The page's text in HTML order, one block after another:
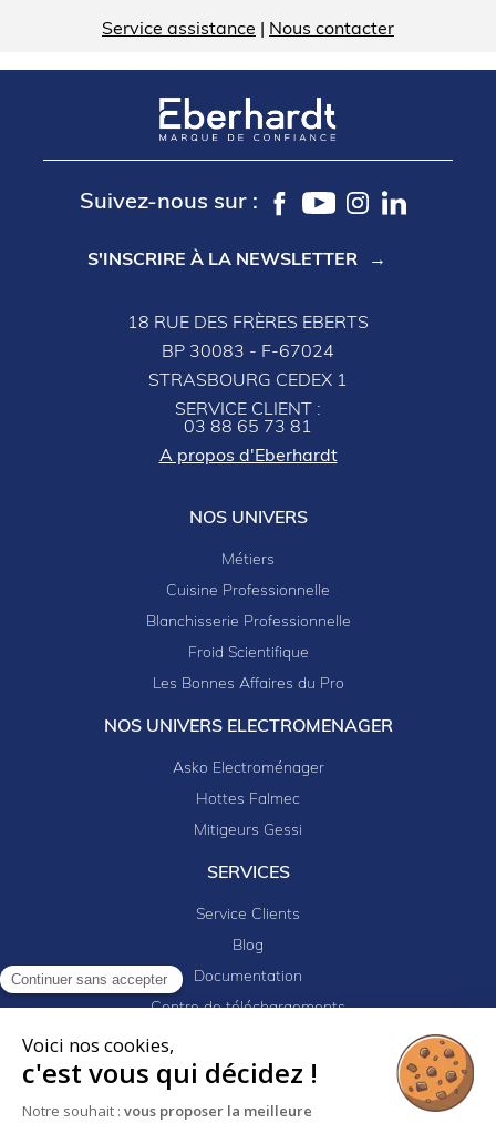
Continuer sans accepter
Voici nos cookies,
c'est vous qui décidez !
Notre souhait : vous proposer la meilleure
Service assistance Nous contacter
Suivez-nous sur :
S'INSCRIRE À LA NEWSLETTER
18 RUE DES FRÈRES EBERTS
BP 30083 - F-67024
STRASBOURG CEDEX 1
SERVICE CLIENT :
03 88 65 73 81
A propos d'Eberhardt
NOS UNIVERS
Métiers
Cuisine Professionnelle
Blanchisserie Professionnelle
Froid Scientifique
Les Bonnes Affaires du Pro
NOS UNIVERS ELECTROMENAGER
Asko Electroménager
Hottes Falmec
Mitigeurs Gessi
SERVICES
Service Clients
Blog
Documentation
Centre de téléchargements
Newsletter